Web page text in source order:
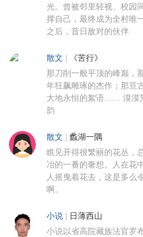
光。曾被邻里轻视、校园
撑自己，最终成为全村唯
之后，昔日敌对的伙伴
散文 《苦行》
那刀削一般平顶的峰巅，
年狂飙雕琢的杰作；那亘
大地永恒的絮语…… 漠漠
韵
散文 蠡湖一隅
瞧见开得很繁丽的花丛，
冶的一番的奢想。人在花
人摇曳着花去，这是多么
啊。
小说 日薄西山
小说以省高院藏族法官罗